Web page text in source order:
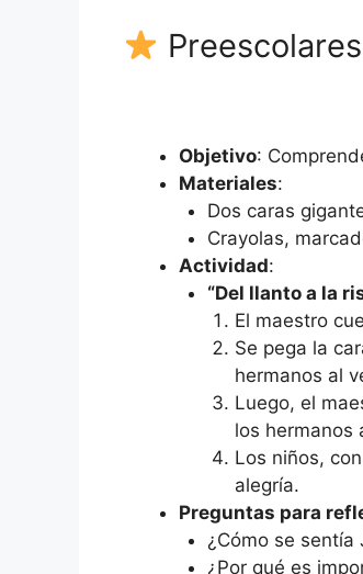
Objetivo:
Materiales:
Dos caras
Crayolas,
Actividad:
“Del llanto a la
El maestro
Se pega la
hermanos al
Luego, el
los hermanos
Los niños,
alegría.
Preguntas para
¿Cómo se sentía
¿Por qué es